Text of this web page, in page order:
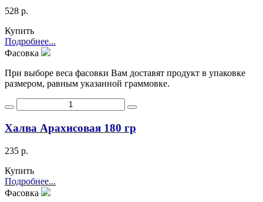
528 р.
Купить
Подробнее...
Фасовка
При выборе веса фасовки Вам доставят продукт в упаковке
размером, равным указанной граммовке.
Халва Арахисовая 180 гр
235 р.
Купить
Подробнее...
Фасовка